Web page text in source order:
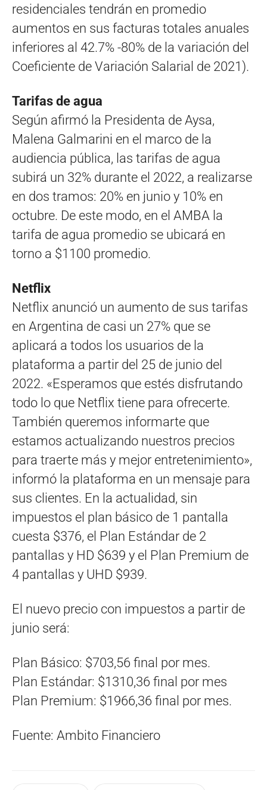
residenciales tendrán en promedio
aumentos en sus facturas totales anuales
inferiores al 42.7% -80% de la variación del
Coeficiente de Variación Salarial de 2021).
Tarifas de agua
Según afirmó la Presidenta de Aysa,
Malena Galmarini en el marco de la
audiencia pública, las tarifas de agua
subirá un 32% durante el 2022, a realizarse
en dos tramos: 20% en junio y 10% en
octubre. De este modo, en el AMBA la
tarifa de agua promedio se ubicará en
torno a $1100 promedio.
Netflix
Netflix anunció un aumento de sus tarifas
en Argentina de casi un 27% que se
aplicará a todos los usuarios de la
plataforma a partir del 25 de junio del
2022. «Esperamos que estés disfrutando
todo lo que Netflix tiene para ofrecerte.
También queremos informarte que
estamos actualizando nuestros precios
para traerte más y mejor entretenimiento»,
informó la plataforma en un mensaje para
sus clientes. En la actualidad, sin
impuestos el plan básico de 1 pantalla
cuesta $376, el Plan Estándar de 2
pantallas y HD $639 y el Plan Premium de
4 pantallas y UHD $939.
El nuevo precio con impuestos a partir de
junio será:
Plan Básico: $703,56 final por mes.
Plan Estándar: $1310,36 final por mes
Plan Premium: $1966,36 final por mes.
Fuente: Ambito Financiero